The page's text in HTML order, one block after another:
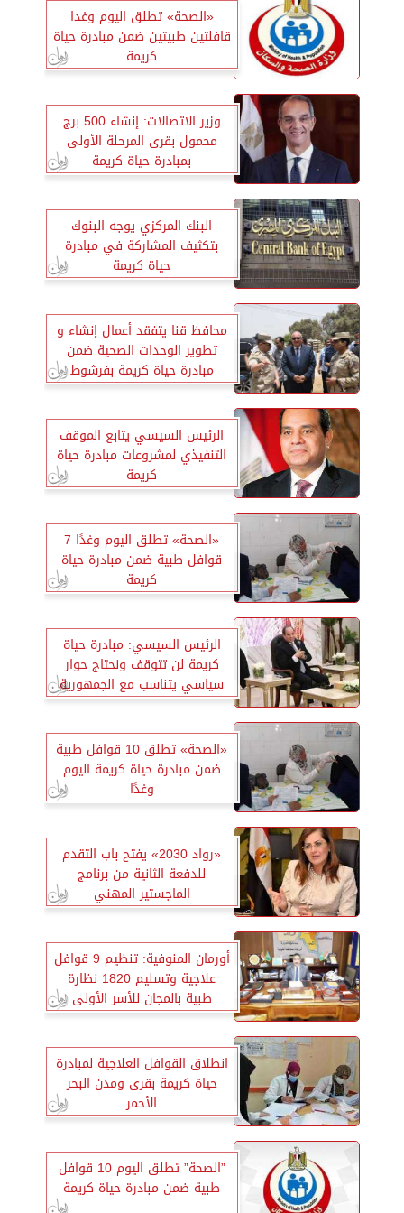
«الصحة» تطلق اليوم وغدا
قافلتين طبيتين ضمن مبادرة حياة
كريمة
وزير الاتصالات: إنشاء 500 برج
محمول بقرى المرحلة الأولى
بمبادرة حياة كريمة
البنك المركزي يوجه البنوك
بتكثيف المشاركة في مبادرة
حياة كريمة
محافظ قنا يتفقد أعمال إنشاء و
تطوير الوحدات الصحية ضمن
مبادرة حياة كريمة بفرشوط
الرئيس السيسي يتابع الموقف
التنفيذي لمشروعات مبادرة حياة
كريمة
«الصحة» تطلق اليوم وغدًا 7
قوافل طبية ضمن مبادرة حياة
كريمة
الرئيس السيسي: مبادرة حياة
كريمة لن تتوقف ونحتاج حوار
سياسي يتناسب مع الجمهورية
الجديدة
«الصحة» تطلق 10 قوافل طبية
ضمن مبادرة حياة كريمة اليوم
وغدًا
«رواد 2030» يفتح باب التقدم
للدفعة الثانية من برنامج
الماجستير المهني
أورمان المنوفية: تنظيم 9 قوافل
علاجية وتسليم 1820 نظارة
طبية بالمجان للأسر الأولى
بالرعاية ضمن مبادرة حياة كريمة
انطلاق القوافل العلاجية لمبادرة
حياة كريمة بقرى ومدن البحر
الأحمر
”الصحة” تطلق اليوم 10 قوافل
طبية ضمن مبادرة حياة كريمة